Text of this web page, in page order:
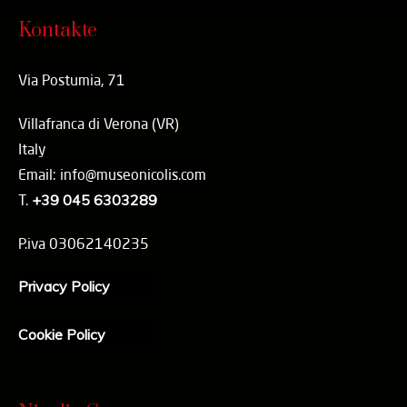
Kontakte
Via Postumia, 71
Villafranca di Verona (VR)
Italy
Email: info@museonicolis.com
T. +39 045 6303289
P.iva 03062140235
Privacy Policy
Cookie Policy